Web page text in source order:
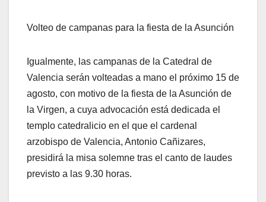
Volteo de campanas para la fiesta de la Asunción
Igualmente, las campanas de la Catedral de
Valencia serán volteadas a mano el próximo 15 de
agosto, con motivo de la fiesta de la Asunción de
la Virgen, a cuya advocación está dedicada el
templo catedralicio en el que el cardenal
arzobispo de Valencia, Antonio Cañizares,
presidirá la misa solemne tras el canto de laudes
previsto a las 9.30 horas.